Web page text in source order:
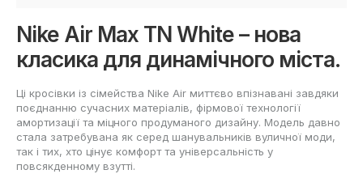
Nike Air Max TN White – нова
класика для динамічного міста.
Ці кросівки із сімейства Nike Air миттєво впізнавані завдяки
поєднанню сучасних матеріалів, фірмової технології
амортизації та міцного продуманого дизайну. Модель давно
стала затребувана як серед шанувальників вуличної моди,
так і тих, хто цінує комфорт та універсальність у
повсякденному взутті.